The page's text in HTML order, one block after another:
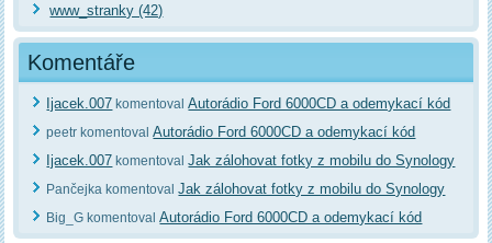
www_stranky (42)
Komentáře
Ijacek.007 komentovalAutorádio Ford 6000CD a odemykací kód
peetr komentovalAutorádio Ford 6000CD a odemykací kód
Ijacek.007 komentovalJak zálohovat fotky z mobilu do Synology
Pančejka komentovalJak zálohovat fotky z mobilu do Synology
Big_G komentovalAutorádio Ford 6000CD a odemykací kód